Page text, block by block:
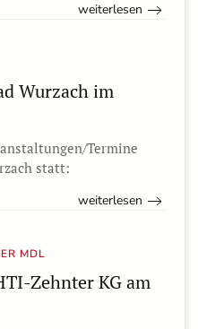
weiterlesen
Wurzach im
Termine
statt:
weiterlesen
MDL
Zehnter KG am